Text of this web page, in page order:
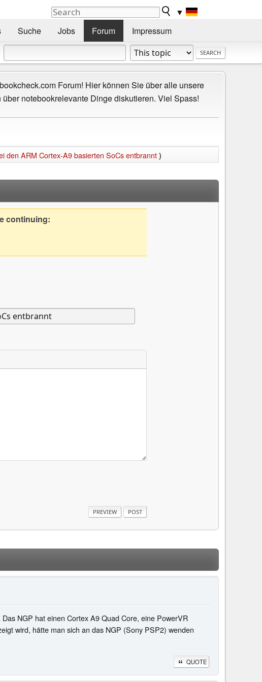
▼
Suche Jobs Forum Impressum
Forum! Hier können Sie über alle unsere
notebookrelevante Dinge diskutieren. Viel Spass!
den ARM Cortex-A9 basierten SoCs entbrannt )
continuing:
NGP hat einen Cortex A9 Quad Core, eine PowerVR
wird, hätte man sich an das NGP (Sony PSP2) wenden
QUOTE